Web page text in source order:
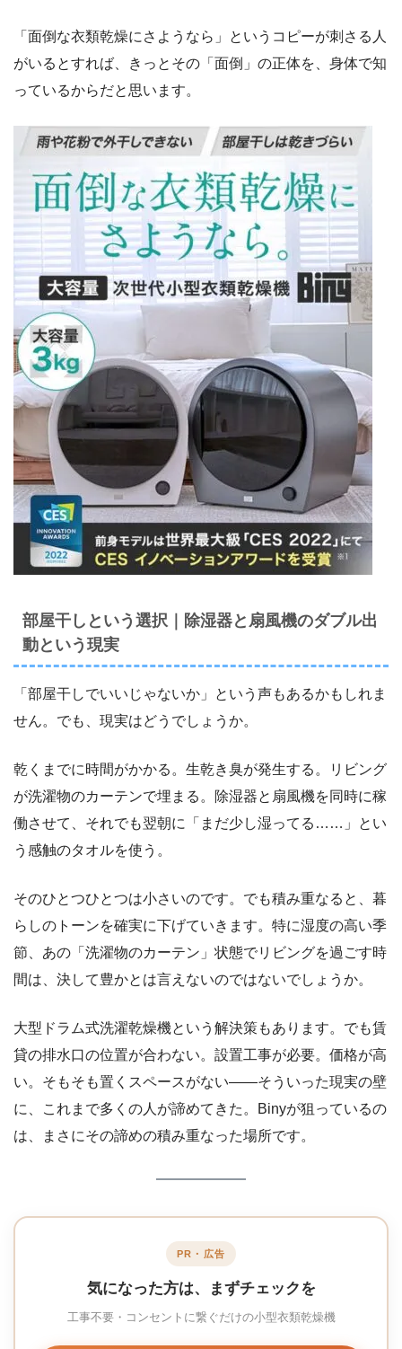
「面倒な衣類乾燥にさようなら」というコピーが刺さる人
がいるとすれば、きっとその「面倒」の正体を、身体で知
っているからだと思います。
部屋干しという選択｜除湿器と扇風機のダブル出
動という現実
「部屋干しでいいじゃないか」という声もあるかもしれま
せん。でも、現実はどうでしょうか。
乾くまでに時間がかかる。生乾き臭が発生する。リビング
が洗濯物のカーテンで埋まる。除湿器と扇風機を同時に稼
働させて、それでも翌朝に「まだ少し湿ってる……」とい
う感触のタオルを使う。
そのひとつひとつは小さいのです。でも積み重なると、暮
らしのトーンを確実に下げていきます。特に湿度の高い季
節、あの「洗濯物のカーテン」状態でリビングを過ごす時
間は、決して豊かとは言えないのではないでしょうか。
大型ドラム式洗濯乾燥機という解決策もあります。でも賃
貸の排水口の位置が合わない。設置工事が必要。価格が高
い。そもそも置くスペースがない――そういった現実の壁
に、これまで多くの人が諦めてきた。Binyが狙っているの
は、まさにその諦めの積み重なった場所です。
PR・広告
気になった方は、まずチェックを
工事不要・コンセントに繋ぐだけの小型衣類乾燥機